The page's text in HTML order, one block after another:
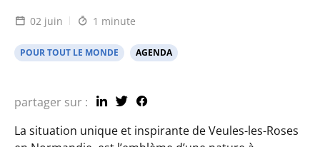
02 juin 1 minute
POUR TOUT LE MONDE AGENDA
partager sur :
La situation unique et inspirante de Veules-les-Roses